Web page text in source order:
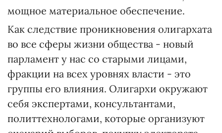
мощное материальное обеспечение.
Как следствие проникновения олигархата
во все сферы жизни общества - новый
парламент у нас со старыми лицами,
фракции на всех уровнях власти - это
группы его влияния. Олигархи окружают
себя экспертами, консультантами,
политтехнологами, которые организуют